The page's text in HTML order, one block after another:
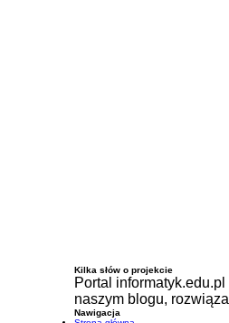
Kilka słów o projekcie
Portal
naszym blogu,
Nawigacja